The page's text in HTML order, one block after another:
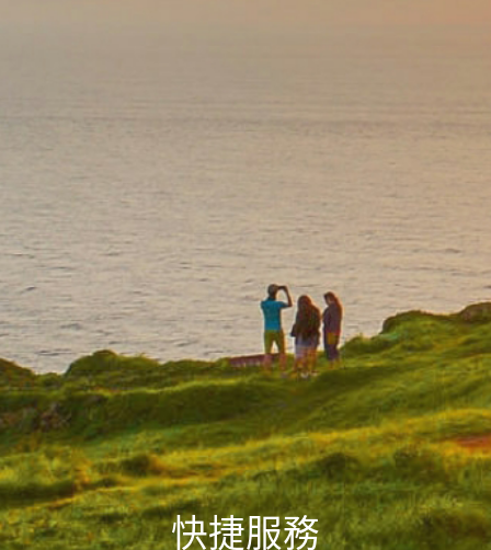
快捷服務